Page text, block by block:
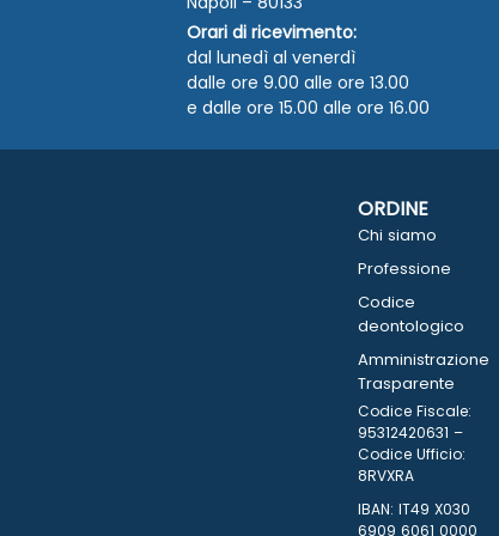
Orari di ricevimento:
dal lunedì al venerdì
dalle ore 9.00 alle ore 13.00
e dalle ore 15.00 alle ore 16.00
ORDINE
Chi siamo
Professione
Codice
deontologico
Amministrazione
Trasparente
Codice Fiscale:
95312420631 –
Codice Ufficio:
8RVXRA
IBAN: IT49 X030
6909 6061 0000